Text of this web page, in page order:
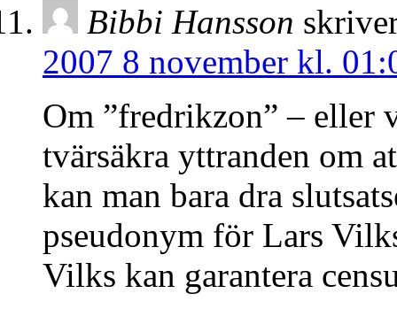
Bibbi Hansson
2007 8 november kl.
Om ”fredrikzon” – eller
tvärsäkra yttranden om
kan man bara dra
pseudonym för Lars
Vilks kan garantera